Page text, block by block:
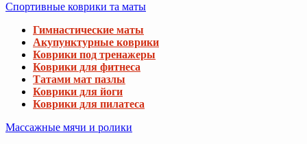
Спортивные коврики та маты
Гимнастические маты
Акупунктурные коврики
Коврики под тренажеры
Коврики для фитнеса
Татами мат пазлы
Коврики для йоги
Коврики для пилатеса
Массажные мячи и ролики